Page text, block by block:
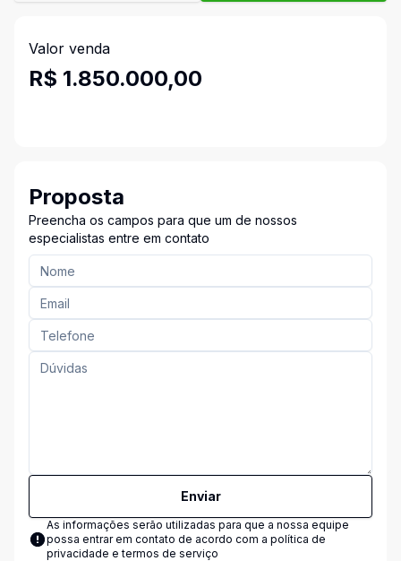
Valor venda
R$ 1.850.000,00
Proposta
Preencha os campos para que um de nossos
especialistas entre em contato
Enviar
As informações serão utilizadas para que a nossa equipe
possa entrar em contato de acordo com a política de
privacidade e termos de serviço